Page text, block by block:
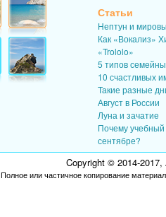
Статьи
Нептун и
Как «Вокализ»
«Trololo»
5 типов
10 счастливых
Такие разные
Август в России
Луна и зачатие
Почему учебный
сентябре?
Copyright © 2014-
Полное или частичное копирование